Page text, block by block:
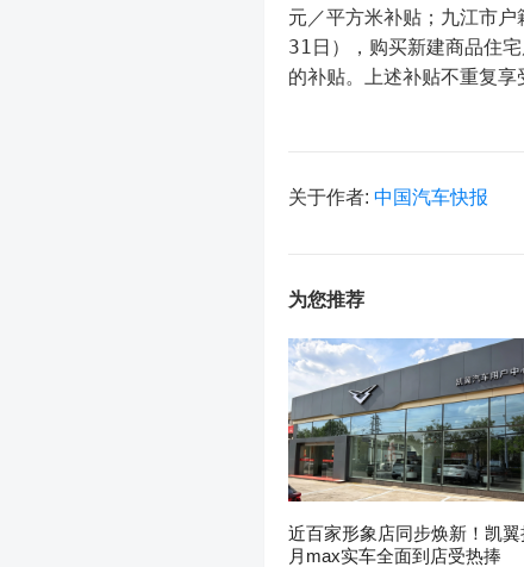
元／平方米补贴；九江市
31日），购买新建商品住
的补贴。上述补贴不重复享
关于作者: 中国汽车快报
为您推荐
近百家形象店同步焕新！凯翼
月max实车全面到店受热捧